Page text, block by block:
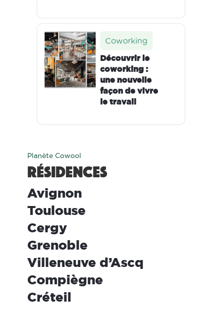
Coworking
Découvrir le
coworking :
une nouvelle
façon de vivre
le travail
Planète Cowool
Résidences
Avignon
Toulouse
Cergy
Grenoble
Villeneuve d’Ascq
Compiègne
Créteil